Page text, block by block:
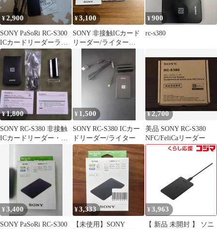
¥2,900
SONY PaSoRi RC-S300
ICカードリーダーライ
ター
¥3,100
SONY 非接触ICカード
リーダー/ライター
¥900
rc-s380
¥1,800
SONY RC-S380 非接触
ICカードリーダー・ラ
¥ 1,500
SONY RC-S380 ICカー
ドリーダー/ライター
¥2,700
美品 SONY RC-S380
NFC/FeliCaリーダー
¥3,400
SONY PaSoRi RC-S300
¥3,333
【未使用】SONY
¥ 3,963
【 新品 未開封 】 ソニ